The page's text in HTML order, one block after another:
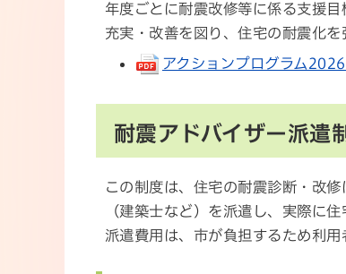
年度ごとに耐震改修等に係る支援
充実・改善を図り、住宅の耐震化を
アクションプログラム
耐震アドバイザー派遣
この制度は、住宅の耐震診断・改
（建築士など）を派遣し、実際に
派遣費用は、市が負担するため利